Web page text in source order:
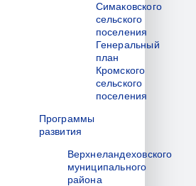
Симаковского
сельского
поселения
Генеральный
план
Кромского
сельского
поселения
Программы
развития
Верхнеландеховского
муниципального
района